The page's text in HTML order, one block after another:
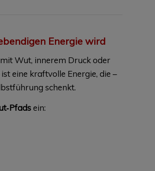
Energie wird
Wut, innerem Druck oder
eine kraftvolle Energie, die –
schenkt.
ein: